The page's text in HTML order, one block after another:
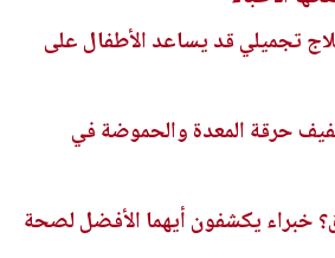
تجميلي قد يساعد الأطفال على
حرقة المعدة والحموضة في
خبراء يكشفون أيهما الأفضل لصحة